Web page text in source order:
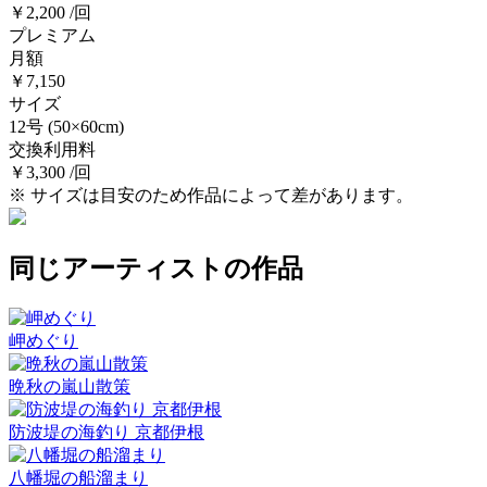
￥2,200 /回
プレミアム
月額
￥7,150
サイズ
12号 (50×60cm)
交換利用料
￥3,300 /回
※ サイズは目安のため作品によって差があります。
同じアーティストの作品
岬めぐり
晩秋の嵐山散策
防波堤の海釣り 京都伊根
八幡堀の船溜まり